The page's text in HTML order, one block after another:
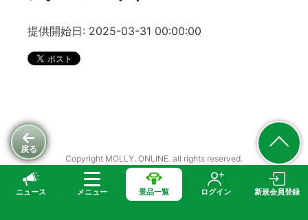
ニュース メニュー 景品一覧 ログイン 新規会員登録
戻る
提供開始日: 2025-03-31 00:00:00
Copyright MOLLY. ONLINE. all rights reserved.